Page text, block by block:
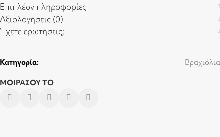
Επιπλέον πληροφορίες
Αξιολογήσεις (0)
Έχετε ερωτήσεις;
Κατηγορία: Βραχιόλια
ΜΟΙΡΑΣΟΥ ΤΟ